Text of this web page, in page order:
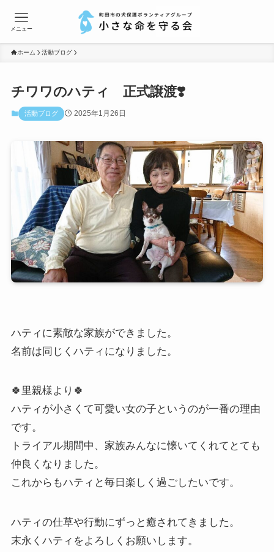
メニュー
ホーム 活動ブログ
チワワのハティ 正式譲渡❣️
活動ブログ 2025年1月26日
ハティに素敵な家族ができました。
名前は同じくハティになりました。
🍀里親様より🍀
ハティが小さくて可愛い女の子というのが一番の理由
です。
トライアル期間中、家族みんなに懐いてくれてとても
仲良くなりました。
これからもハティと毎日楽しく過ごしたいです。
ハティの仕草や行動にずっと癒されてきました。
末永くハティをよろしくお願いします。